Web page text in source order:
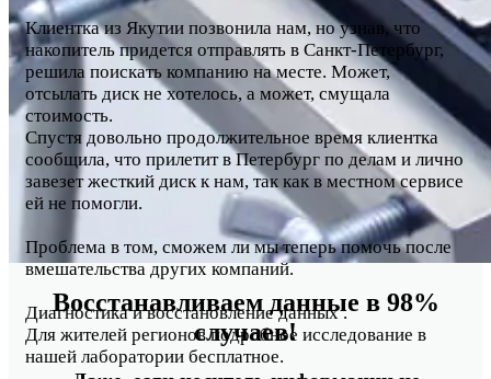
Восстанавливаем данные в 98%
случаев!
Клиентка из Якутии позвонила нам, но узнав, что
накопитель придется отправлять в Санкт-Петербург,
решила поискать компанию на месте. Может,
отсылать диск не хотелось, а может, смущала
стоимость.
Спустя довольно продолжительное время клиентка
сообщила, что прилетит в Петербург по делам и лично
завезет жесткий диск к нам, так как в местном сервисе
ей не помогли.
Проблема в том, сможем ли мы теперь помочь после
вмешательства других компаний.
Диагностика и восстановление данных .
Для жителей регионов подробное исследование в
нашей лаборатории бесплатное.